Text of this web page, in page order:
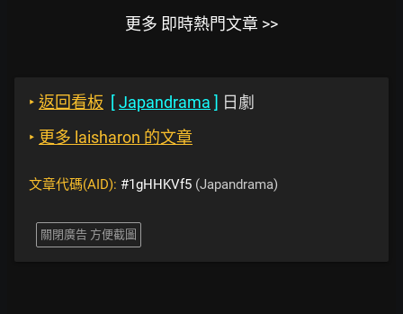
更多 即時熱門文章 >>
‣ 返回看板 [Japandrama ] 日劇
‣ 更多 laisharon 的文章
文章代碼(AID): #1gHHKVf5 (Japandrama)
關閉廣告 方便截圖